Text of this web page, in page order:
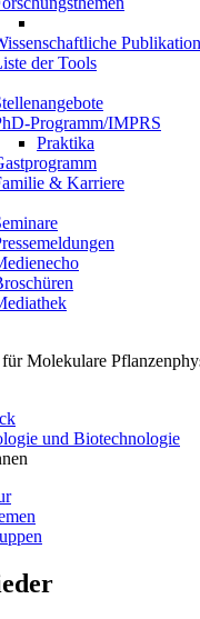
der Tools
Programm/IMPRS
Praktika
& Karriere
Molekulare
und Biotechnologie